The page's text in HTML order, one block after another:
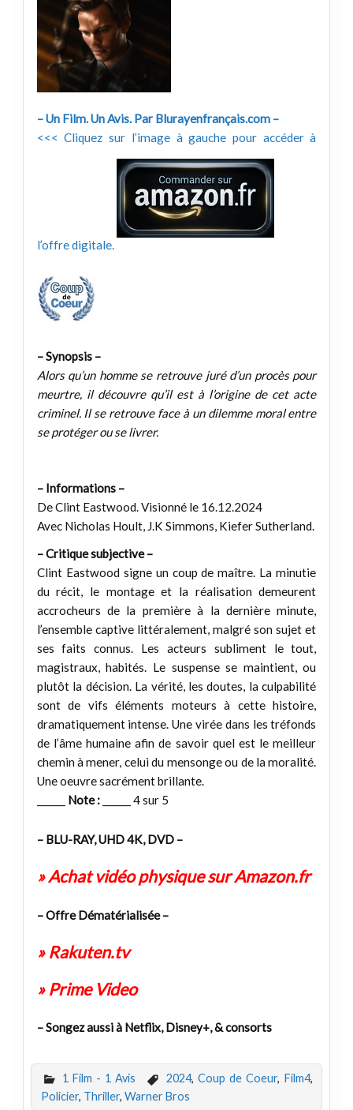
– Un Film. Un Avis. Par Blurayenfrançais.com –
<<< Cliquez sur l’image à gauche pour accéder à
l’offre digitale.
– Synopsis –
Alors qu’un homme se retrouve juré d’un procès pour
meurtre, il découvre qu’il est à l’origine de cet acte
criminel. Il se retrouve face à un dilemme moral entre
se protéger ou se livrer.
– Informations –
De Clint Eastwood. Visionné le 16.12.2024
Avec Nicholas Hoult, J.K Simmons, Kiefer Sutherland.
– Critique subjective –
Clint Eastwood signe un coup de maître. La minutie
du récit, le montage et la réalisation demeurent
accrocheurs de la première à la dernière minute,
l’ensemble captive littéralement, malgré son sujet et
ses faits connus. Les acteurs subliment le tout,
magistraux, habités. Le suspense se maintient, ou
plutôt la décision. La vérité, les doutes, la culpabilité
sont de vifs éléments moteurs à cette histoire,
dramatiquement intense. Une virée dans les tréfonds
de l’âme humaine afin de savoir quel est le meilleur
chemin à mener, celui du mensonge ou de la moralité.
Une oeuvre sacrément brillante.
Note :______ 4 sur 5
– BLU-RAY, UHD 4K, DVD –
» Achat vidéo physique sur Amazon.fr
– Offre Dématérialisée –
» Rakuten.tv
» Prime Video
– Songez aussi à Netflix, Disney+, & consorts
1 Film - 1 Avis 2024,Coup de Coeur, Film4,
Policier, Thriller, Warner Bros